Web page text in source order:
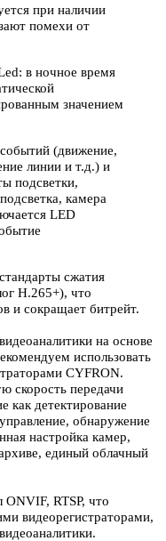
при наличии
помехи от
в ночное время
значением
(движение,
линии и т.д.) и
подсветки,
камера
LED
сжатия
H.265+), что
и сокращает битрейт.
на основе
использовать
CYFRON.
скорость передачи
как детектирование
обнаружение
настройка камер,
единый облачный
RTSP, что
видеорегистраторами,